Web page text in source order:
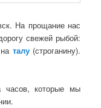
На прощание нас
свежей рыбой:
талу(строганину).
часов, которые мы